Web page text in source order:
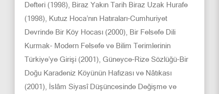
Defteri (1998), Biraz Yakın Tarih Biraz Uzak Hurafe
(1998), Kutuz Hoca’nın Hatıraları-Cumhuriyet
Devrinde Bir Köy Hocası (2000), Bir Felsefe Dili
Kurmak- Modern Felsefe ve Bilim Terimlerinin
Türkiye’ye Girişi (2001), Güneyce-Rize Sözlüğü-Bir
Doğu Karadeniz Köyünün Hafızası ve Nâtıkası
(2001), İslâm Siyasî Düşüncesinde Değişme ve